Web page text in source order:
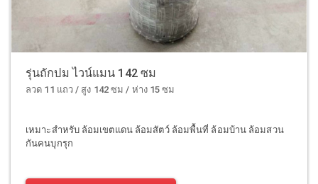
รุ่นถักปม ไวน์แมน 142 ซม
ลวด 11 แถว / สูง 142 ซม / ห่าง 15 ซม
เหมาะสำหรับ ล้อมเขตแดน ล้อมสัตว์ ล้อมพื้นที่ ล้อมบ้าน ล้อมสวน
กันคนบุกรุก